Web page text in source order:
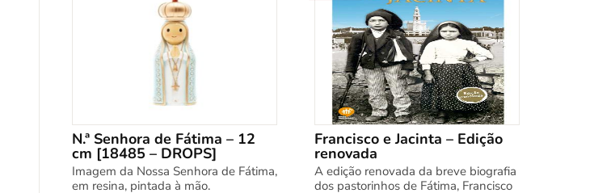
N.ª Senhora de Fátima – 12
cm [18485 – DROPS]
Imagem da Nossa Senhora de Fátima,
em resina, pintada à mão.
Francisco e Jacinta – Edição
renovada
A edição renovada da breve biografia
dos pastorinhos de Fátima, Francisco